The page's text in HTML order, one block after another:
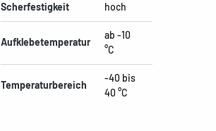
Scherfestigkeit hoch
Aufklebetemperatur
ab -10
°C
Temperaturbereich
-40 bis
40 °C